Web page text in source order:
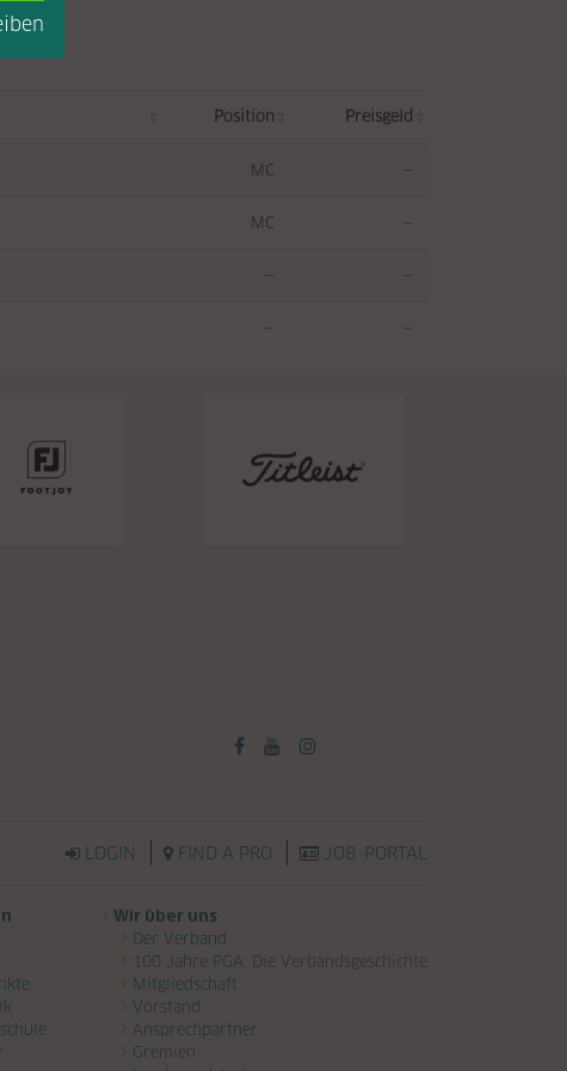
Position Preisgeld
MC —
MC —
— —
— —
LOGIN FIND A PRO JOB-PORTAL
Wir über uns
Der Verband
100 Jahre PGA: Die Verbandsgeschichte
Mitgliedschaft
Vorstand
Ansprechpartner
Gremien